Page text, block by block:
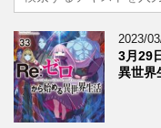
2023/
3月29
異世